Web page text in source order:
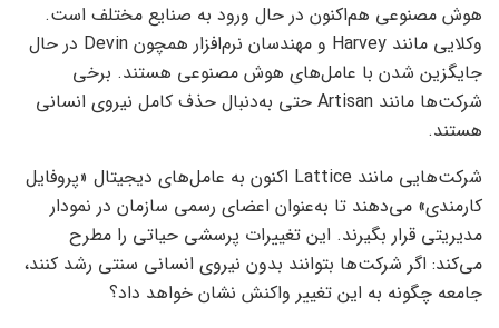
هوش مصنوعی هم‌اکنون در حال ورود به صنایع مختلف است.
وکلایی مانند Harvey و مهندسان نرم‌افزار همچون Devin در حال
جایگزین شدن با عامل‌های هوش مصنوعی هستند. برخی
شرکت‌ها مانند Artisan حتی به‌دنبال حذف کامل نیروی انسانی
هستند.
شرکت‌هایی مانند Lattice اکنون به عامل‌های دیجیتال «پروفایل
کارمندی» می‌دهند تا به‌عنوان اعضای رسمی سازمان در نمودار
مدیریتی قرار بگیرند. این تغییرات پرسشی حیاتی را مطرح
می‌کند: اگر شرکت‌ها بتوانند بدون نیروی انسانی سنتی رشد کنند،
جامعه چگونه به این تغییر واکنش نشان خواهد داد؟